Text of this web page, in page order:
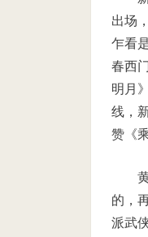
出场
乍看
春西
明月
线，
赞《
的，
派武